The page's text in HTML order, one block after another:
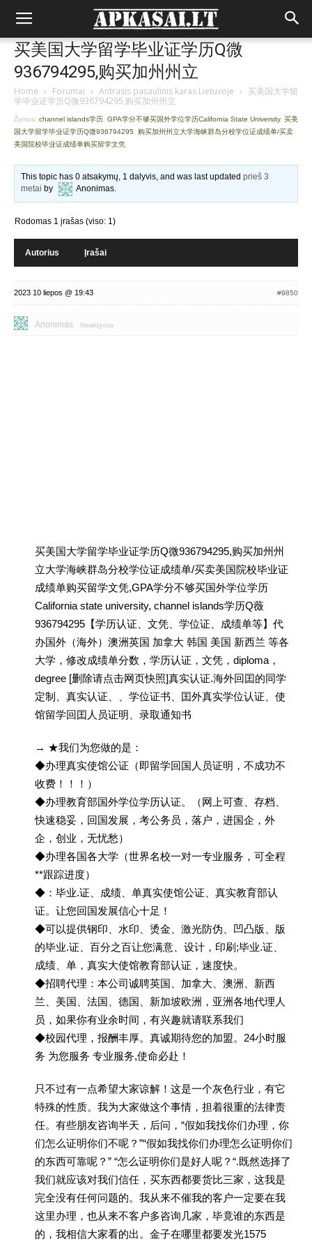
买美国大学留学毕业证学历Q微
936794295,购买加州州立
Home › Forumai › Antrasis pasaulinis karas Lietuvoje › 买美国大学留
学毕业证学历Q微936794295,购买加州州立
Žymos: channel islands学历 GPA学分不够买国外学位学历California State University, 买美
国大学留学毕业证学历Q微936794295
购买加州州立大学海峡群岛分校学位证成绩单/买卖
美国院校毕业证成绩单购买留学文凭
This topic has 0 atsakymų, 1 dalyvis, and was last updatedprieš 3
metai by Anonimas.
Rodomas 1 įrašas (viso: 1)
Autorius Įrašai
2023 10 liepos @ 19:43 #9850
Anonimas Neaktyvus
买美国大学留学毕业证学历Q微936794295,购买加州州
立大学海峡群岛分校学位证成绩单/买卖美国院校毕业证
成绩单购买留学文凭,GPA学分不够买国外学位学历
California state university, channel islands学历Q薇
936794295【学历认证、文凭、学位证、成绩单等】代
办国外（海外）澳洲英国 加拿大 韩国 美国 新西兰 等各
大学，修改成绩单分数，学历认证，文凭，diploma，
degree [删除请点击网页快照]真实认证.海外回囯的同学
定制、真实认证、、学位证书、囯外真实学位认证、使
馆留学回囯人员证明、录取通知书
→ ★我们为您做的是：
◆办理真实使馆公证（即留学回国人员证明，不成功不
收费！！！）
◆办理教育部国外学位学历认证。（网上可查、存档、
快速稳妥，回国发展，考公务员，落户，进国企，外
企，创业，无忧愁）
◆办理各国各大学（世界名校一对一专业服务，可全程
**跟踪进度）
◆：毕业.证、成绩、单真实使馆公证、真实教育部认
证。让您回国发展信心十足！
◆可以提供钢印、水印、烫金、激光防伪、凹凸版、版
的毕业.证、百分之百让您满意、设计，印刷;毕业.证、
成绩、单，真实大使馆教育部认证，速度快。
◆招聘代理：本公司诚聘英国、加拿大、澳洲、新西
兰、美国、法国、德国、新加坡欧洲，亚洲各地代理人
员，如果你有业余时间，有兴趣就请联系我们
◆校园代理，报酬丰厚。真诚期待您的加盟。24小时服
务 为您服务 专业服务,使命必赴！
只不过有一点希望大家谅解！这是一个灰色行业，有它
特殊的性质。我为大家做这个事情，担着很重的法律责
任。有些朋友咨询半天，后问，“假如我找你们办理，你
们怎么证明你们不呢？”“假如我找你们办理怎么证明你们
的东西可靠呢？” “怎么证明你们是好人呢？“.既然选择了
我们就应该对我们信任，买东西都要货比三家，这我是
完全没有任何问题的。我从来不催我的客户一定要在我
这里办理，也从来不客户多咨询几家，毕竟谁的东西是
的，我相信大家看的出。金子在哪里都要发光1575